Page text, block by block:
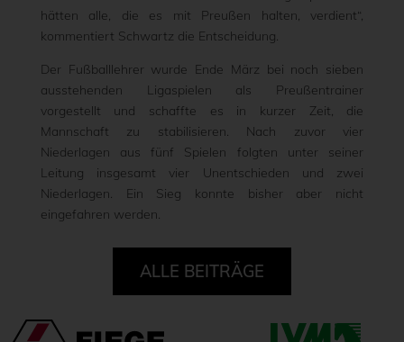
hätten alle, die es mit Preußen halten, verdient“,
kommentiert Schwartz die Entscheidung.
Der Fußballlehrer wurde Ende März bei noch sieben
ausstehenden Ligaspielen als Preußentrainer
vorgestellt und schaffte es in kurzer Zeit, die
Mannschaft zu stabilisieren. Nach zuvor vier
Niederlagen aus fünf Spielen folgten unter seiner
Leitung insgesamt vier Unentschieden und zwei
Niederlagen. Ein Sieg konnte bisher aber nicht
eingefahren werden.
ALLE BEITRÄGE